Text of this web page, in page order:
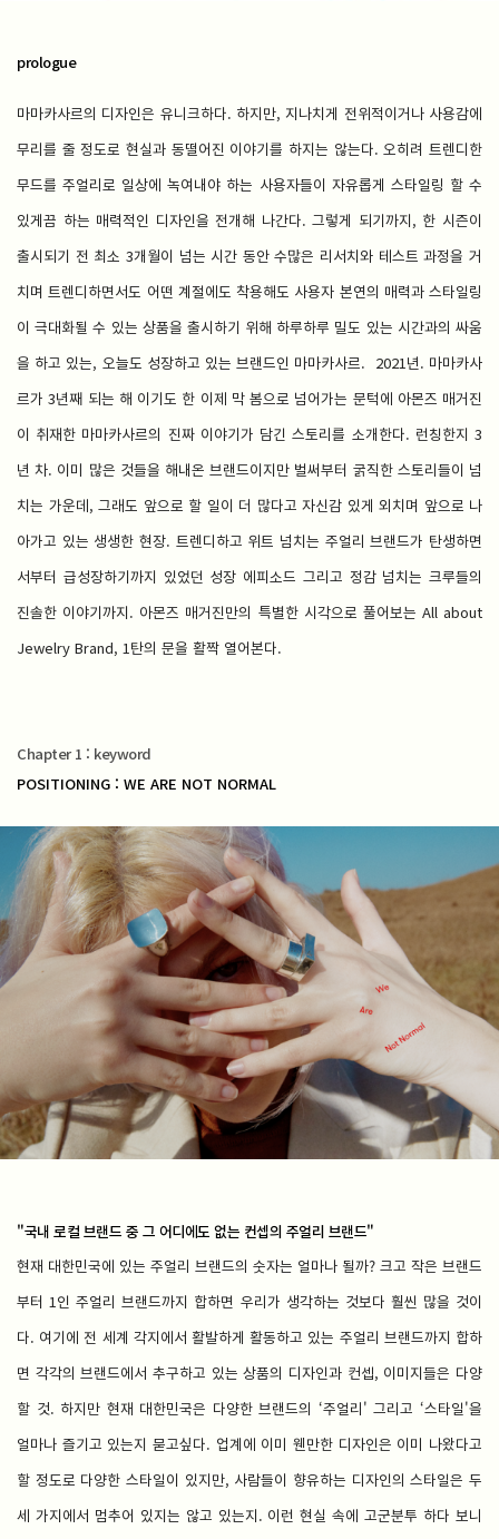
prologue
마마카사르의 디자인은 유니크하다. 하지만, 지나치게 전위적이거나 사용감에
무리를 줄 정도로 현실과 동떨어진 이야기를 하지는 않는다. 오히려 트렌디한
무드를 주얼리로 일상에 녹여내야 하는 사용자들이 자유롭게 스타일링 할 수
있게끔 하는 매력적인 디자인을 전개해 나간다. 그렇게 되기까지, 한 시즌이
출시되기 전 최소 3개월이 넘는 시간 동안 수많은 리서치와 테스트 과정을 거
치며 트렌디하면서도 어떤 계절에도 착용해도 사용자 본연의 매력과 스타일링
이 극대화될 수 있는 상품을 출시하기 위해 하루하루 밀도 있는 시간과의 싸움
을 하고 있는, 오늘도 성장하고 있는 브랜드인 마마카사르. 2021년. 마마카사
르가 3년째 되는 해 이기도 한 이제 막 봄으로 넘어가는 문턱에 아몬즈 매거진
이 취재한 마마카사르의 진짜 이야기가 담긴 스토리를 소개한다. 런칭한지 3
년 차. 이미 많은 것들을 해내온 브랜드이지만 벌써부터 굵직한 스토리들이 넘
치는 가운데, 그래도 앞으로 할 일이 더 많다고 자신감 있게 외치며 앞으로 나
아가고 있는 생생한 현장. 트렌디하고 위트 넘치는 주얼리 브랜드가 탄생하면
서부터 급성장하기까지 있었던 성장 에피소드 그리고 정감 넘치는 크루들의
진솔한 이야기까지. 아몬즈 매거진만의 특별한 시각으로 풀어보는 All about
Jewelry Brand, 1탄의 문을 활짝 열어본다.
Chapter 1 : keyword
POSITIONING : WE ARE NOT NORMAL​
"국내 로컬 브랜드 중 그 어디에도 없는 컨셉의 주얼리 브랜드"​
현재 대한민국에 있는 주얼리 브랜드의 숫자는 얼마나 될까? 크고 작은 브랜드
부터 1인 주얼리 브랜드까지 합하면 우리가 생각하는 것보다 훨씬 많을 것이
다. 여기에 전 세계 각지에서 활발하게 활동하고 있는 주얼리 브랜드까지 합하
면 각각의 브랜드에서 추구하고 있는 상품의 디자인과 컨셉, 이미지들은 다양
할 것. 하지만 현재 대한민국은 다양한 브랜드의 ‘주얼리' 그리고 ‘스타일'을
얼마나 즐기고 있는지 묻고싶다. 업계에 이미 웬만한 디자인은 이미 나왔다고
할 정도로 다양한 스타일이 있지만, 사람들이 향유하는 디자인의 스타일은 두
세 가지에서 멈추어 있지는 않고 있는지. 이런 현실 속에 고군분투 하다 보니